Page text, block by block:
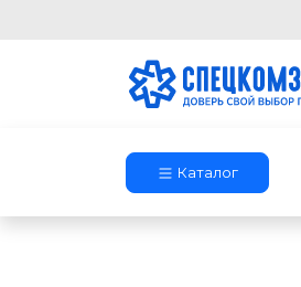
Каталог